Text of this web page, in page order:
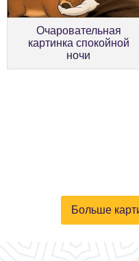
Очаровательная
картинка спокойной
ночи
Больше